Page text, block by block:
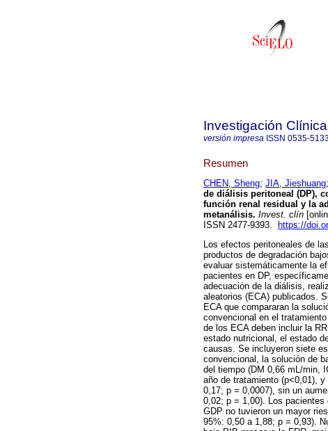
Investigación Clínica
versión impresa ISSN 0535-
Resumen
CHEN, Sheng; JIA, Jieshuang;
de diálisis peritoneal (DP),
función renal residual y la
metanálisis. Invest. clín
ISSN 2477-9393.
https://
Los efectos peritoneales de
productos de degradación
evaluar sistemáticamente la
pacientes en DP,
adecuación de la diálisis,
aleatorios (ECA) publicados.
ECA que compararan la
convencional en el
de los ECA deben incluir la
estado nutricional, el estado
causas. Se incluyeron siete
convencional, la solución de
del tiempo (DM 0,66 mL/min,
año de tratamiento (p<0,01),
0,17; p = 0,0007), sin un
0,02; p = 1,00). Los pacientes
GDP no tuvieron un mayor
95%: 0,50 a 1,88; p = 0,93).